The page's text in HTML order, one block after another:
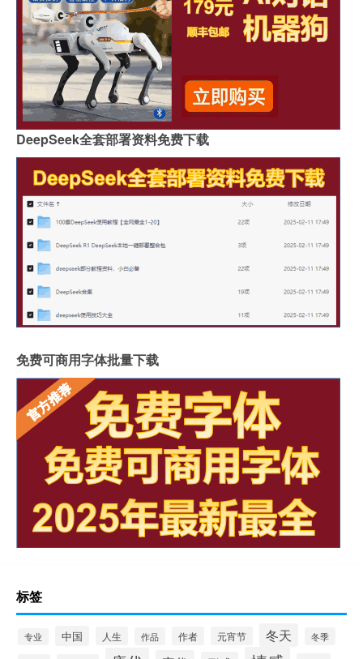
DeepSeek全套部署资料免费下载
免费可商用字体批量下载
标签
专业 中国 人生 作品 作者 元宵节 冬天 冬季